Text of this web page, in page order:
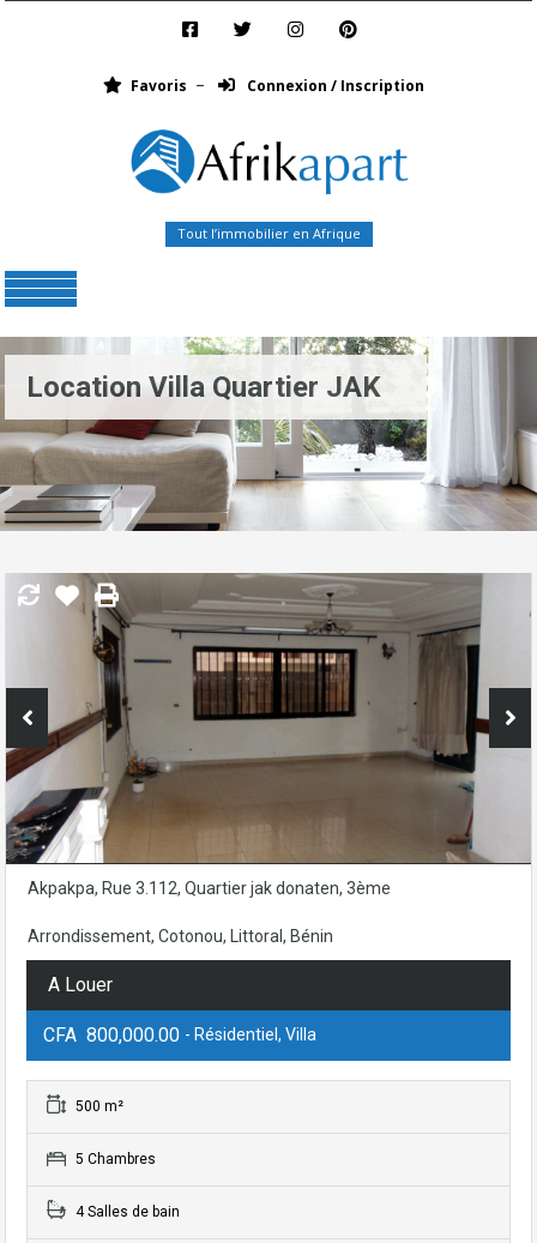
Favoris Connexion / Inscription
Tout l’immobilier en Afrique
Location Villa Quartier JAK
Akpakpa, Rue 3.112, Quartier jak donaten, 3ème
Arrondissement, Cotonou, Littoral, Bénin
A Louer
CFA 800,000.00 - Résidentiel, Villa
500 m²
5 Chambres
4 Salles de bain